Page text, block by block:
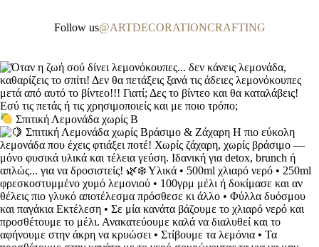
Follow us@ARTDECORATIONCRAFTING
Σπιτική Λεμονάδα χωρίς Β